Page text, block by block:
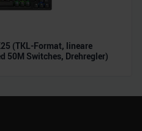
(TKL-Format, lineare
50M Switches, Drehregler)